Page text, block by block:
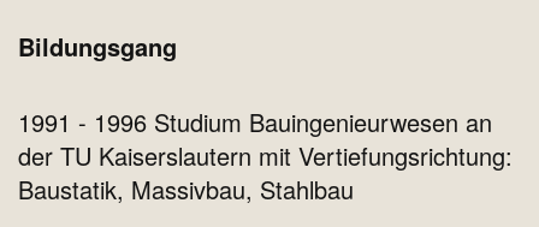
Bildungsgang
1991 - 1996 Studium Bauingenieurwesen an
der TU Kaiserslautern mit Vertiefungsrichtung:
Baustatik, Massivbau, Stahlbau